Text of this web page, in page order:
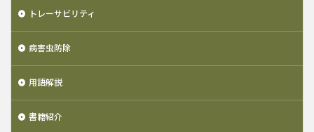
トレーサビリティ
病害虫防除
用語解説
書籍紹介